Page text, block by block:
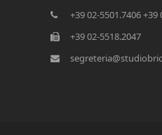
+39 02-5501.7406 +39
+39 02-5518.2047